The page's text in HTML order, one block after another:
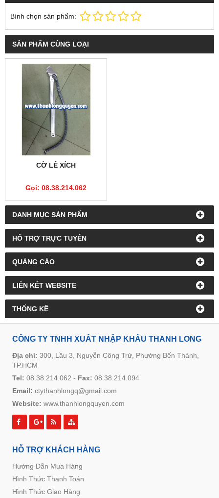
DANH MỤC SẢN PHẨM
HỔ TRỢ TRỰC TUYẾN
QUẢNG CÁO
LIÊN KẾT WEBSITE
THỐNG KÊ
Bình chọn sản phẩm:
SẢN PHẨM CÙNG LOẠI
CỜ LÊ XÍCH
Gọi: 08.38.214.062
CÔNG TY TNHH XUẤT NHẬP KHẨU THANH LONG
Địa chỉ: 300, Lầu 3, Nguyễn Công Trứ, Phường Bến Thành,
TP.HCM
Tel: 08.38.214.062 - Fax: 08.38.214.094
Email: ctythanhlongq@gmail.com
Website: www.thanhlongquyen.com
HỖ TRỢ KHÁCH HÀNG
Hướng Dẫn Mua Hàng
Hình Thức Thanh Toán
Hình Thức Giao Hàng